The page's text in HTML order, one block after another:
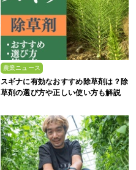
農業ニュース
スギナに有効なおすすめ除草剤は？除
草剤の選び方や正しい使い方も解説